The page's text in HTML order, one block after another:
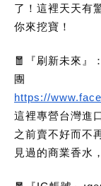
了！這裡天天有
你來挖寶！
🧧『刷新未來』
團
https://
這裡專營台灣進
之前賣不好而不
見過的商業香水